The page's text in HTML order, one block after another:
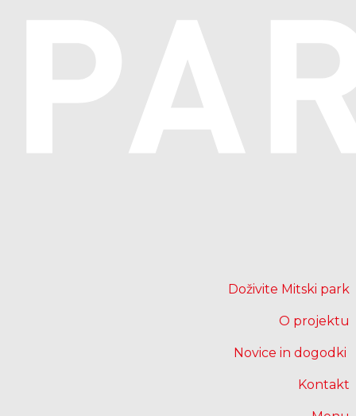
Doživite Mitski park
O projektu
Novice in dogodki
Kontakt